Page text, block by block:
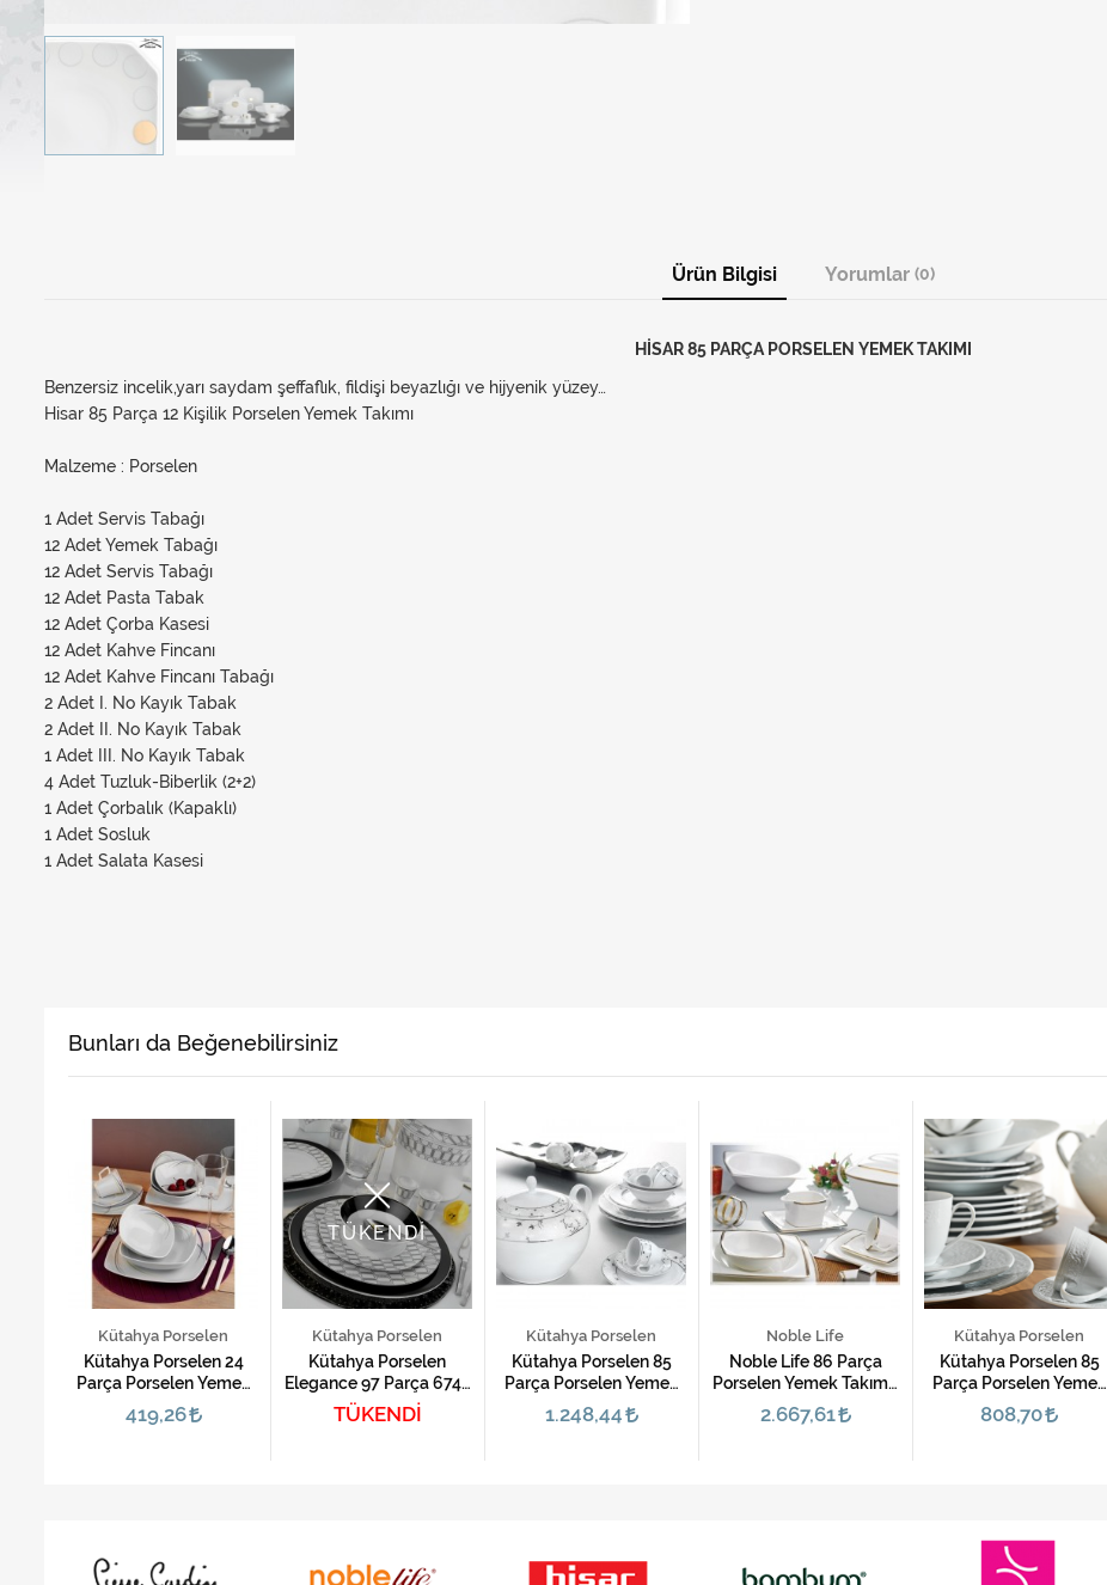
Ürün Bilgisi Yorumlar (0)
HİSAR 85 PARÇA PORSELEN YEMEK TAKIMI
Benzersiz incelik,yarı saydam şeffaflık, fildişi beyazlığı ve hijyenik yüzey…
Hisar 85 Parça 12 Kişilik Porselen Yemek Takımı
Malzeme : Porselen
1 Adet Servis Tabağı
12 Adet Yemek Tabağı
12 Adet Servis Tabağı
12 Adet Pasta Tabak
12 Adet Çorba Kasesi
12 Adet Kahve Fincanı
12 Adet Kahve Fincanı Tabağı
2 Adet I. No Kayık Tabak
2 Adet II. No Kayık Tabak
1 Adet III. No Kayık Tabak
4 Adet Tuzluk-Biberlik (2+2)
1 Adet Çorbalık (Kapaklı)
1 Adet Sosluk
1 Adet Salata Kasesi
Bunları da Beğenebilirsiniz
Kütahya Porselen
Kütahya Porselen 24
Parça Porselen Yemek
Takımı-Medusa M
419,26
TÜKENDİ
Kütahya Porselen
Kütahya Porselen
Elegance 97 Parça 6749
Yemek Takımı
TÜKENDİ
Kütahya Porselen
Kütahya Porselen 85
Parça Porselen Yemek
Takımı-Stella 2381
1.248,44
Noble Life
Noble Life 86 Parça
Porselen Yemek Takımı-
Gold Lines
2.667,61
Kütahya Porselen
Kütahya Porselen 85
Parça Porselen Yemek
Takımı-Lalezar
808,70